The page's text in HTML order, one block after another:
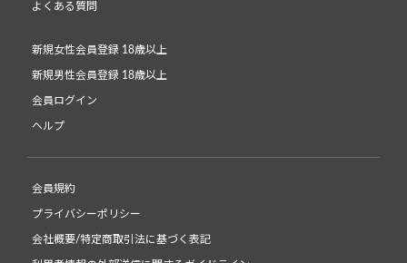
よくある質問
新規女性会員登録 18歳以上
新規男性会員登録 18歳以上
会員ログイン
ヘルプ
会員規約
プライバシーポリシー
会社概要/特定商取引法に基づく表記